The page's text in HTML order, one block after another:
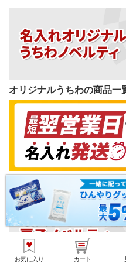
お気に入り カート
オリジナルうちわの商品一
短納期ノベルティの商品一